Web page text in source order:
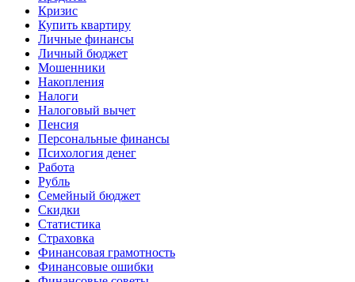
Кризис
Купить квартиру
Личные финансы
Личный бюджет
Мошенники
Накопления
Налоги
Налоговый вычет
Пенсия
Персональные финансы
Психология денег
Работа
Рубль
Семейный бюджет
Скидки
Статистика
Страховка
Финансовая грамотность
Финансовые ошибки